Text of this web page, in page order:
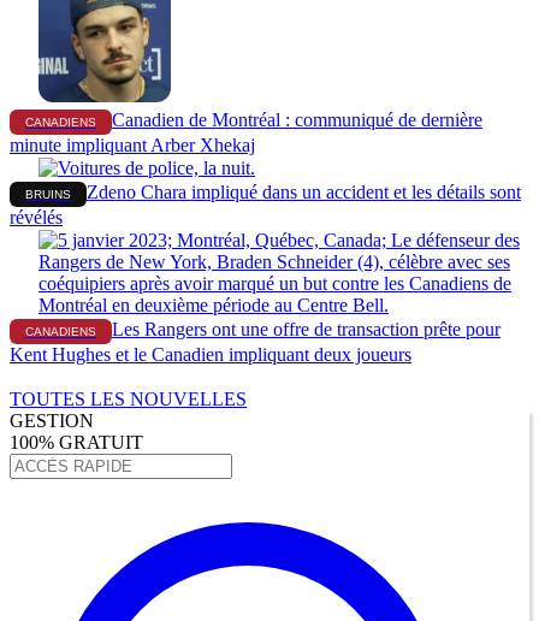
CANADIENS
Canadien de Montréal : communiqué de dernière
minute impliquant Arber Xhekaj
BRUINS
Zdeno Chara impliqué dans un accident et les détails sont
révélés
CANADIENS
Les Rangers ont une offre de transaction prête pour
Kent Hughes et le Canadien impliquant deux joueurs
TOUTES LES NOUVELLES
GESTION
100% GRATUIT